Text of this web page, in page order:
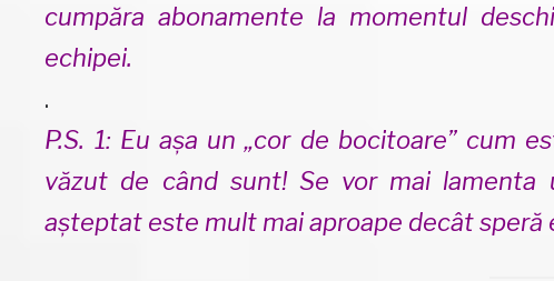
cumpăra abonamente la momentul
echipei.
.
P.S. 1: Eu așa un „cor de bocitoare” cum
văzut de când sunt! Se vor mai
așteptat este mult mai aproape decât speră